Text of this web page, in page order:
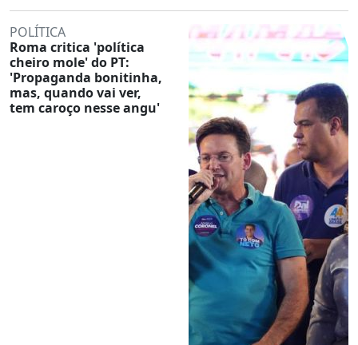
POLÍTICA
Roma critica 'política
cheiro mole' do PT:
'Propaganda bonitinha,
mas, quando vai ver,
tem caroço nesse angu'